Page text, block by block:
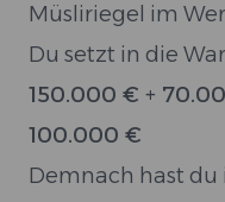
Müsliriegel im
Du setzt in die
150.000 € +
100.000 €
Demnach hast